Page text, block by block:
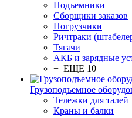
Подъемники
Сборщики заказов
Погрузчики
Ричтраки
Тягачи
АКБ и зарядные
+ ЕЩЕ 10
Грузоподъемное
Тележки для талей
Краны и балки